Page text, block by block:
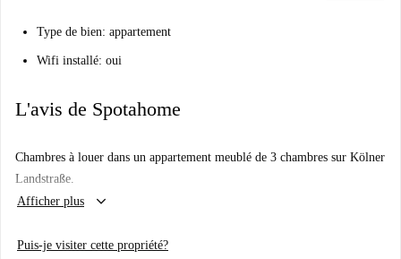
Type de bien: appartement
Wifi installé: oui
L'avis de Spotahome
Chambres à louer dans un appartement meublé de 3 chambres sur Kölner
Landstraße.
Afficher plus
keyboard_arrow_down
Puis-je visiter cette propriété?